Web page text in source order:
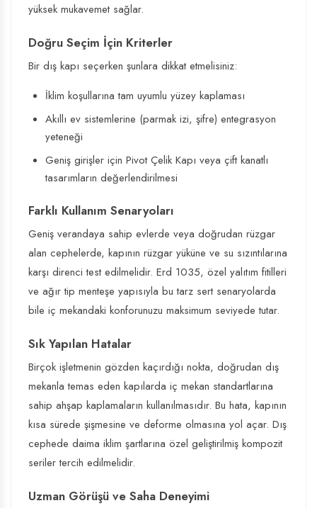
yüksek mukavemet sağlar.
Doğru Seçim İçin Kriterler
Bir dış kapı seçerken şunlara dikkat etmelisiniz:
İklim koşullarına tam uyumlu yüzey kaplaması
Akıllı ev sistemlerine (parmak izi, şifre) entegrasyon
yeteneği
Geniş girişler için Pivot Çelik Kapı veya çift kanatlı
tasarımların değerlendirilmesi
Farklı Kullanım Senaryoları
Geniş verandaya sahip evlerde veya doğrudan rüzgar
alan cephelerde, kapının rüzgar yüküne ve su sızıntılarına
karşı direnci test edilmelidir. Erd 1035, özel yalıtım fitilleri
ve ağır tip menteşe yapısıyla bu tarz sert senaryolarda
bile iç mekandaki konforunuzu maksimum seviyede tutar.
Sık Yapılan Hatalar
Birçok işletmenin gözden kaçırdığı nokta, doğrudan dış
mekanla temas eden kapılarda iç mekan standartlarına
sahip ahşap kaplamaların kullanılmasıdır. Bu hata, kapının
kısa sürede şişmesine ve deforme olmasına yol açar. Dış
cephede daima iklim şartlarına özel geliştirilmiş kompozit
seriler tercih edilmelidir.
Uzman Görüşü ve Saha Deneyimi